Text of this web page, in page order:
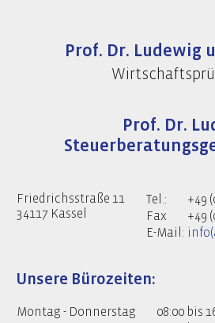
Prof. Dr. Ludewig
Prof. Dr.
Friedrichsstraße 11
34117 Kassel
Tel.:
+49
Fax
+49
E-Mail:
Unsere Bürozeiten:
Montag - Donnerstag
08:00 bis